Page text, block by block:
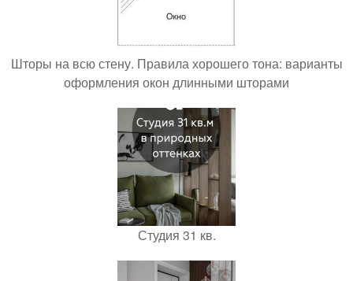
Шторы на всю стену. Правила хорошего тона: варианты
оформления окон длинными шторами
Студия 31 кв.